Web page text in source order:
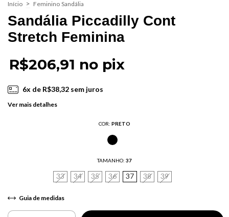
Início > Feminino Sandália
Sandália Piccadilly Cont
Stretch Feminina
R$206,91 no pix
6x de R$38,32sem juros
Ver mais detalhes
COR: PRETO
TAMANHO: 37
33 34 35 36 37 38 39
Guia de medidas